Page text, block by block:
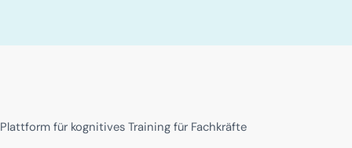
Plattform für kognitives Training für Fachkräfte